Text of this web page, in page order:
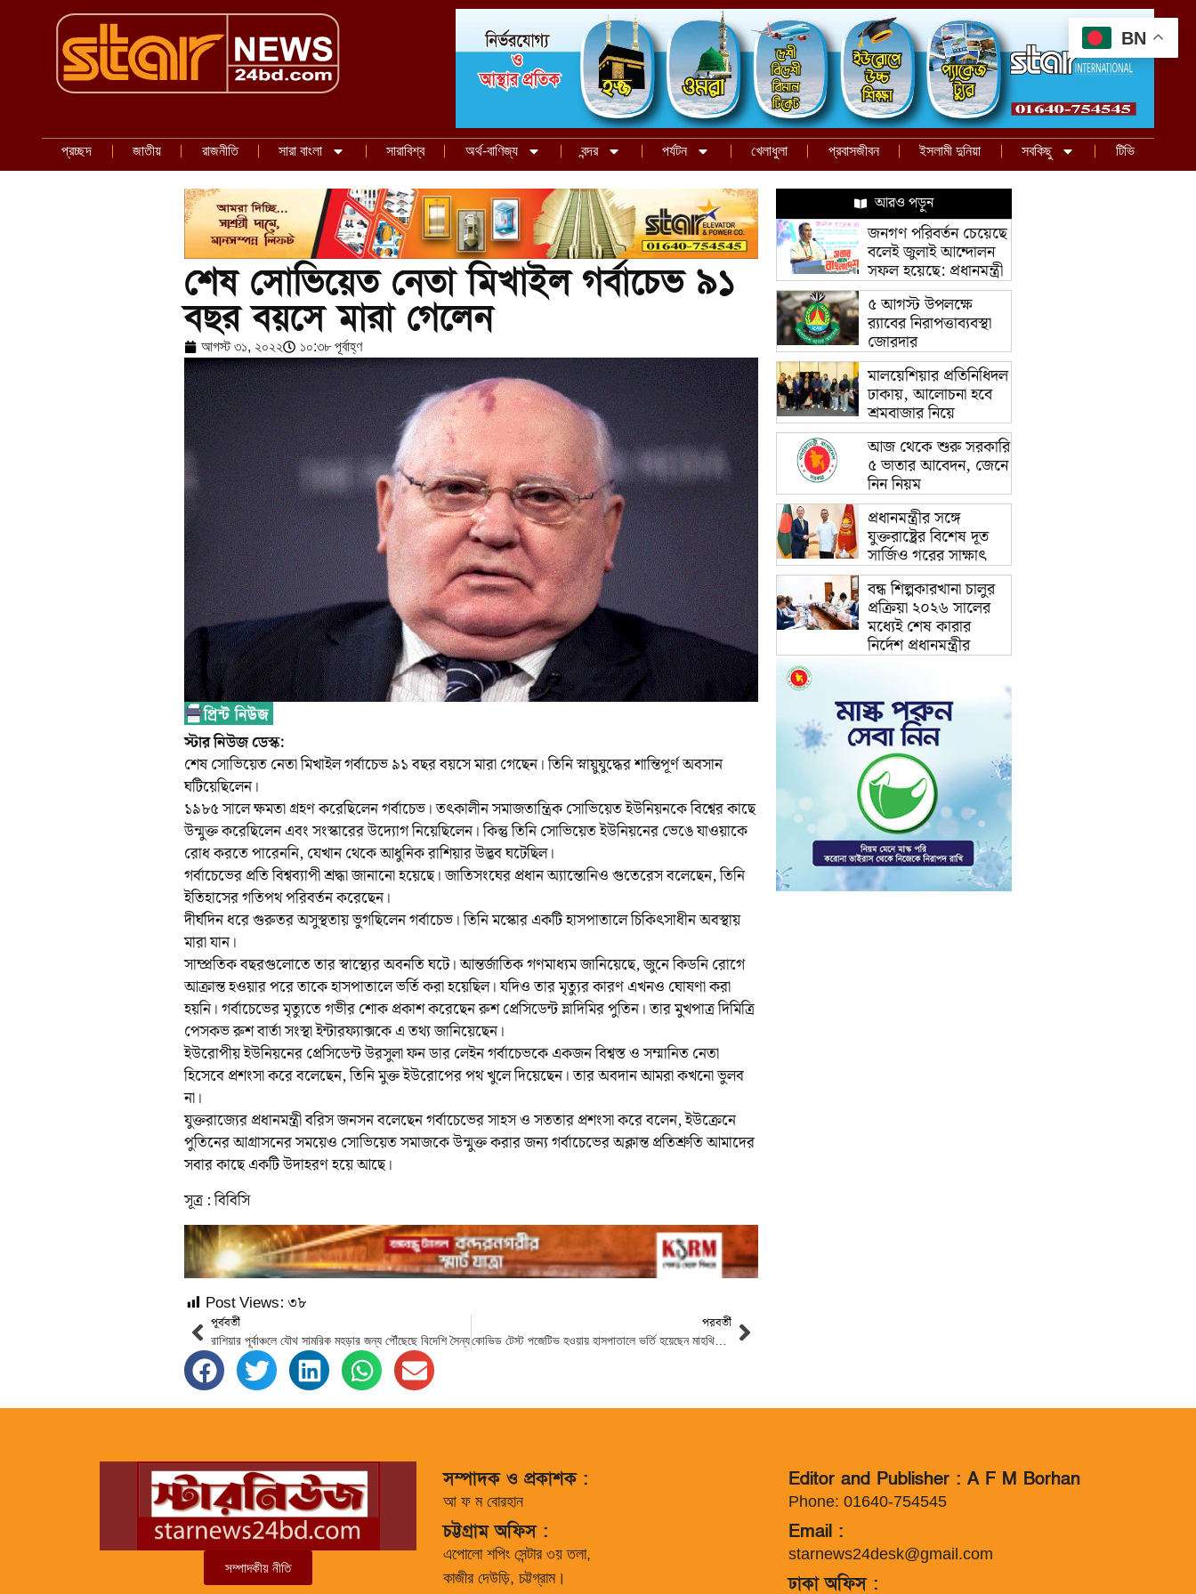
প্রচ্ছদ জাতীয় রাজনীতি সারা বাংলা সারাবিশ্ব অর্থ-বাণিজ্য বন্দর পর্যটন খেলাধুলা প্রবাসজীবন ইসলামী দুনিয়া সবকিছু টিভি
শেষ সোভিয়েত নেতা মিখাইল গর্বাচেভ ৯১
বছর বয়সে মারা গেলেন
আগস্ট ৩১, ২০২২ ১০:৩৮ পূর্বাহ্ণ
স্টার নিউজ ডেস্ক:
শেষ সোভিয়েত নেতা মিখাইল গর্বাচেভ ৯১ বছর বয়সে মারা গেছেন। তিনি স্নায়ুযুদ্ধের শান্তিপূর্ণ অবসান
ঘটিয়েছিলেন।
১৯৮৫ সালে ক্ষমতা গ্রহণ করেছিলেন গর্বাচেভ। তৎকালীন সমাজতান্ত্রিক সোভিয়েত ইউনিয়নকে বিশ্বের কাছে
উন্মুক্ত করেছিলেন এবং সংস্কারের উদ্যোগ নিয়েছিলেন। কিন্তু তিনি সোভিয়েত ইউনিয়নের ভেঙে যাওয়াকে
রোধ করতে পারেননি, যেখান থেকে আধুনিক রাশিয়ার উদ্ভব ঘটেছিল।
গর্বাচেভের প্রতি বিশ্বব্যাপী শ্রদ্ধা জানানো হয়েছে। জাতিসংঘের প্রধান অ্যান্তোনিও গুতেরেস বলেছেন, তিনি
ইতিহাসের গতিপথ পরিবর্তন করেছেন।
দীর্ঘদিন ধরে গুরুতর অসুস্থতায় ভুগছিলেন গর্বাচেভ। তিনি মস্কোর একটি হাসপাতালে চিকিৎসাধীন অবস্থায়
মারা যান।
সাম্প্রতিক বছরগুলোতে তার স্বাস্থ্যের অবনতি ঘটে। আন্তর্জাতিক গণমাধ্যম জানিয়েছে, জুনে কিডনি রোগে
আক্রান্ত হওয়ার পরে তাকে হাসপাতালে ভর্তি করা হয়েছিল। যদিও তার মৃত্যুর কারণ এখনও ঘোষণা করা
হয়নি। গর্বাচেভের মৃত্যুতে গভীর শোক প্রকাশ করেছেন রুশ প্রেসিডেন্ট ভ্লাদিমির পুতিন। তার মুখপাত্র দিমিত্রি
পেসকভ রুশ বার্তা সংস্থা ইন্টারফ্যাক্সকে এ তথ্য জানিয়েছেন।
ইউরোপীয় ইউনিয়নের প্রেসিডেন্ট উরসুলা ফন ডার লেইন গর্বাচেভকে একজন বিশ্বস্ত ও সম্মানিত নেতা
হিসেবে প্রশংসা করে বলেছেন, তিনি মুক্ত ইউরোপের পথ খুলে দিয়েছেন। তার অবদান আমরা কখনো ভুলব
না।
যুক্তরাজ্যের প্রধানমন্ত্রী বরিস জনসন বলেছেন গর্বাচেভের সাহস ও সততার প্রশংসা করে বলেন, ইউক্রেনে
পুতিনের আগ্রাসনের সময়েও সোভিয়েত সমাজকে উন্মুক্ত করার জন্য গর্বাচেভের অক্লান্ত প্রতিশ্রুতি আমাদের
সবার কাছে একটি উদাহরণ হয়ে আছে।
সূত্র : বিবিসি
Post Views:৩৮
পূর্ববর্তী
রাশিয়ার পূর্বাঞ্চলে যৌথ সামরিক মহড়ার জন্য পৌঁছেছে বিদেশি সৈন্য
পরবর্তী
কোভিড টেস্ট পজেটিভ হওয়ায় হাসপাতালে ভর্তি হয়েছেন মাহথির মোহাম্মদ
আরও পড়ুন
জনগণ পরিবর্তন চেয়েছে
বলেই জুলাই আন্দোলন
সফল হয়েছে: প্রধানমন্ত্রী
৫ আগস্ট উপলক্ষে
র‌্যাবের নিরাপত্তাব্যবস্থা
জোরদার
মালয়েশিয়ার প্রতিনিধিদল
ঢাকায়, আলোচনা হবে
শ্রমবাজার নিয়ে
আজ থেকে শুরু সরকারি
৫ ভাতার আবেদন, জেনে
নিন নিয়ম
প্রধানমন্ত্রীর সঙ্গে
যুক্তরাষ্ট্রের বিশেষ দূত
সার্জিও গরের সাক্ষাৎ
বন্ধ শিল্পকারখানা চালুর
প্রক্রিয়া ২০২৬ সালের
মধ্যেই শেষ কারার
নির্দেশ প্রধানমন্ত্রীর
সম্পাদকীয় নীতি
সম্পাদক ও প্রকাশক :
আ ফ ম বোরহান
চট্টগ্রাম অফিস :
এপোলো শপিং সেন্টার ৩য় তলা,
কাজীর দেউড়ি, চট্টগ্রাম।
Editor and Publisher : A F M Borhan
Phone: 01640-754545
Email :
starnews24desk@gmail.com
ঢাকা অফিস :
BN